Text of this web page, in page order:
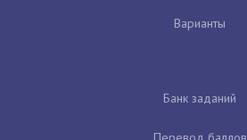
Варианты
Банк заданий